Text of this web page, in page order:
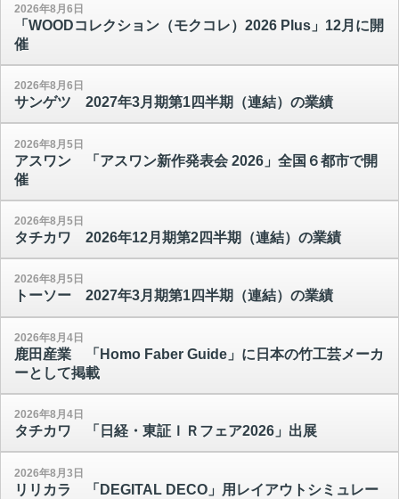
2026年8月6日
「WOODコレクション（モクコレ）2026 Plus」12月に開
催
2026年8月6日
サンゲツ 2027年3月期第1四半期（連結）の業績
2026年8月5日
アスワン 「アスワン新作発表会 2026」全国６都市で開
催
2026年8月5日
タチカワ 2026年12月期第2四半期（連結）の業績
2026年8月5日
トーソー 2027年3月期第1四半期（連結）の業績
2026年8月4日
鹿田産業 「Homo Faber Guide」に日本の竹工芸メーカ
ーとして掲載
2026年8月4日
タチカワ 「日経・東証ＩＲフェア2026」出展
2026年8月3日
リリカラ 「DEGITAL DECO」用レイアウトシミュレー